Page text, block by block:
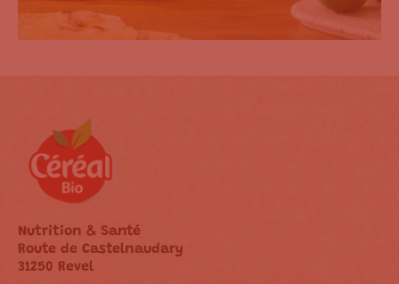
Nutrition & Santé
Route de Castelnaudary
31250 Revel